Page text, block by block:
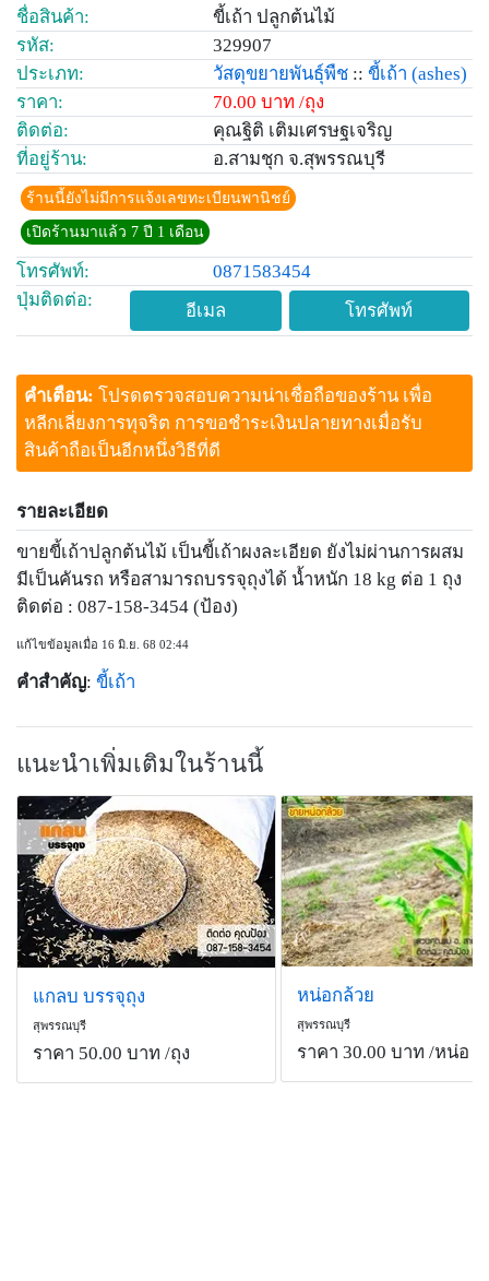
ชื่อสินค้า:
ขี้เถ้า ปลูกต้นไม้
รหัส:
329907
ประเภท:
วัสดุขยายพันธุ์พืช :: ขี้เถ้า (ashes)
ราคา:
70.00 บาท /ถุง
ติดต่อ:
คุณฐิติ เติมเศรษฐเจริญ
ที่อยู่ร้าน:
อ.สามชุก จ.สุพรรณบุรี
ร้านนี้ยังไม่มีการแจ้งเลขทะเบียนพานิชย์
เปิดร้านมาแล้ว 7 ปี 1 เดือน
โทรศัพท์:
0871583454
ปุ่มติดต่อ:
อีเมล โทรศัพท์
คำเตือน: โปรดตรวจสอบความน่าเชื่อถือของร้าน เพื่อ
หลีกเลี่ยงการทุจริต การขอชำระเงินปลายทางเมื่อรับ
สินค้าถือเป็นอีกหนึ่งวิธีที่ดี
รายละเอียด
ขายขี้เถ้าปลูกต้นไม้ เป็นขี้เถ้าผงละเอียด ยังไม่ผ่านการผสม
มีเป็นคันรถ หรือสามารถบรรจุถุงได้ น้ำหนัก 18 kg ต่อ 1 ถุง
ติดต่อ : 087-158-3454 (ป้อง)
แก้ไขข้อมูลเมื่อ 16 มิ.ย. 68 02:44
คำสำคัญ: ขี้เถ้า
แนะนำเพิ่มเติมในร้านนี้
แกลบ บรรจุถุง
สุพรรณบุรี
ราคา 50.00 บาท /ถุง
หน่อกล้วย
สุพรรณบุรี
ราคา 30.00 บาท /หน่อ